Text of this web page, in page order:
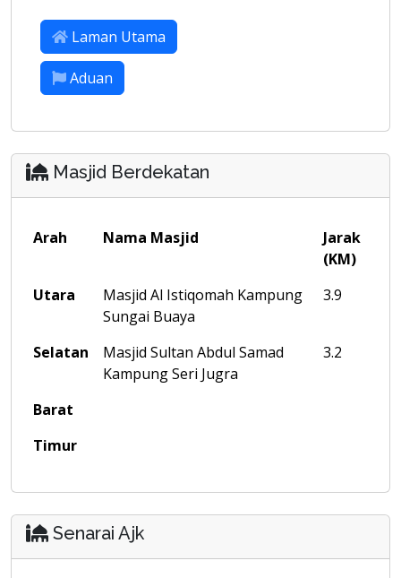
Laman Utama
Aduan
Masjid Berdekatan
Arah Nama Masjid
Jarak
(KM)
Utara
Masjid Al Istiqomah Kampung
Sungai Buaya
3.9
Selatan
Masjid Sultan Abdul Samad
Kampung Seri Jugra
3.2
Barat
Timur
Senarai Ajk